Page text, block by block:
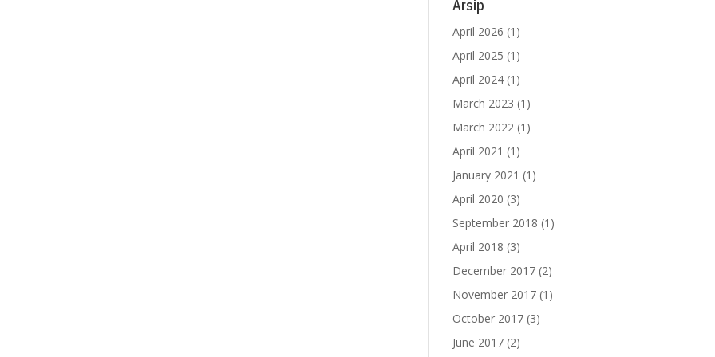
Arsip
April 2026 (1)
April 2025 (1)
April 2024 (1)
March 2023 (1)
March 2022 (1)
April 2021 (1)
January 2021 (1)
April 2020 (3)
September 2018 (1)
April 2018 (3)
December 2017 (2)
November 2017 (1)
October 2017 (3)
June 2017 (2)